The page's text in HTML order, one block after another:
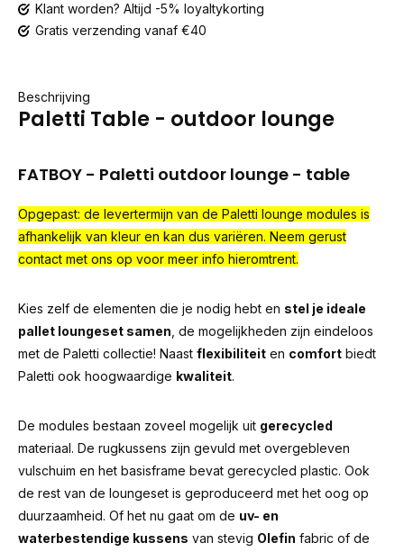
Klant worden? Altijd -5% loyaltykorting
Gratis verzending vanaf €40
Beschrijving
Paletti Table - outdoor lounge
FATBOY - Paletti outdoor lounge - table
Opgepast: de levertermijn van de Paletti lounge modules is
afhankelijk van kleur en kan dus variëren. Neem gerust
contact met ons op voor meer info hieromtrent.
Kies zelf de elementen die je nodig hebt en stel je ideale
pallet loungeset samen , de mogelijkheden zijn eindeloos
met de Paletti collectie! Naast flexibiliteit en comfort biedt
Paletti ook hoogwaardige kwaliteit.
De modules bestaan zoveel mogelijk uit gerecycled
materiaal. De rugkussens zijn gevuld met overgebleven
vulschuim en het basisframe bevat gerecycled plastic. Ook
de rest van de loungeset is geproduceerd met het oog op
duurzaamheid. Of het nu gaat om de uv- en
waterbestendige kussens van stevig Olefin fabric of de